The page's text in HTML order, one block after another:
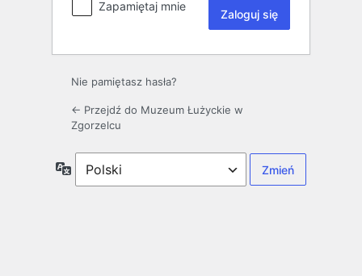
Zapamiętaj mnie
Nie pamiętasz hasła?
← Przejdź do Muzeum Łużyckie w
Zgorzelcu
Język